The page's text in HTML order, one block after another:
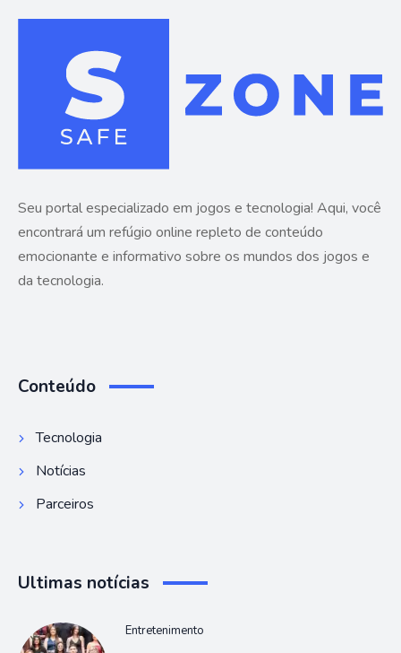
Seu portal especializado em jogos e tecnologia! Aqui, você
encontrará um refúgio online repleto de conteúdo
emocionante e informativo sobre os mundos dos jogos e
da tecnologia.
Conteúdo
Tecnologia
Notícias
Parceiros
Ultimas notícias
Entretenimento